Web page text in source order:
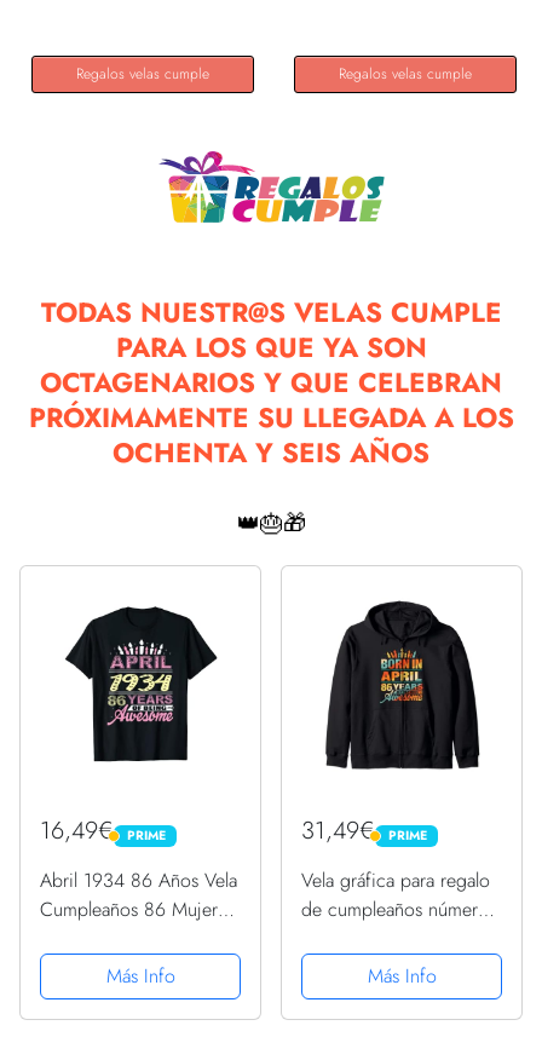
Regalos velas cumple Regalos velas cumple
TODAS NUESTR@S VELAS CUMPLE
PARA LOS QUE YA SON
OCTAGENARIOS Y QUE CELEBRAN
PRÓXIMAMENTE SU LLEGADA A LOS
OCHENTA Y SEIS AÑOS
👑🎂🎁
16,49€ PRIME
PRIME
Abril 1934 86 Años Vela
Cumpleaños 86 Mujeres
Más Info
31,49€ PRIME
PRIME
Vela gráfica para regalo
de cumpleaños número
Sudadera con Capucha
Más Info